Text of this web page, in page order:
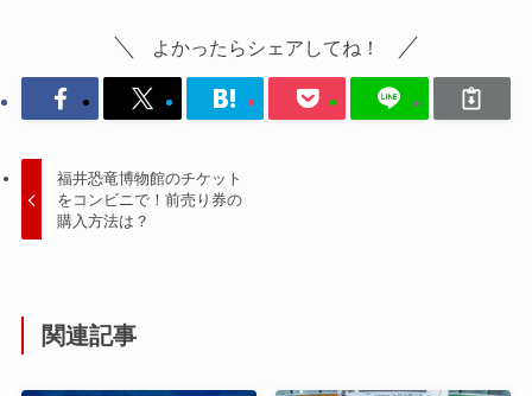
よかったらシェアしてね！
福井恐竜博物館のチケット
をコンビニで！前売り券の
購入方法は？
関連記事